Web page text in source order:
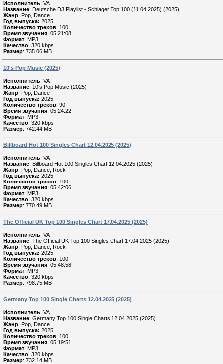
Исполнитель: VA
Название: Deutsche DJ Playlist - Schlager Top 100 (11.04.2025) (2025)
Жанр: Pop, Dance
Год выпуска: 2025
Количество треков: 100
Время звучания: 05:21:08
Формат: MP3
Качество: 320 kbps
Размер: 735.06 MB
10's Pop Music (2025)
Исполнитель: VA
Название: 10's Pop Music (2025)
Жанр: Pop, Dance
Год выпуска: 2025
Количество треков: 90
Время звучания: 05:24:22
Формат: MP3
Качество: 320 kbps
Размер: 742.44 MB
Billboard Hot 100 Singles Chart 12.04.2025 (2025)
Исполнитель: VA
Название: Billboard Hot 100 Singles Chart 12.04.2025 (2025)
Жанр: Pop, Dance, Rock
Год выпуска: 2025
Количество треков: 100
Время звучания: 05:42:06
Формат: MP3
Качество: 320 kbps
Размер: 770.49 MB
The Official UK Top 100 Singles Chart 17.04.2025 (2025)
Исполнитель: VA
Название: The Official UK Top 100 Singles Chart 17.04.2025 (2025)
Жанр: Pop, Dance, Rock
Год выпуска: 2025
Количество треков: 100
Время звучания: 05:48:58
Формат: MP3
Качество: 320 kbps
Размер: 798.75 MB
Germany Top 100 Single Charts 12.04.2025 (2025)
Исполнитель: VA
Название: Germany Top 100 Single Charts 12.04.2025 (2025)
Жанр: Pop, Dance
Год выпуска: 2025
Количество треков: 100
Время звучания: 05:19:51
Формат: MP3
Качество: 320 kbps
Размер: 732.14 MB